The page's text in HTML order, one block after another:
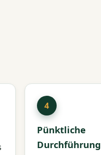
Pünktliche
Durchführung